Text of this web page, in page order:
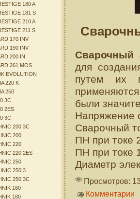
Сварочный
для
путем их
были
Напряжение
Сварочный
ПН при токе
ПН при токе
Диаметр
Просмотров:
Комментарии
180 A
181 S
210 A
211 S
170 INV
190 INV
200 IN
261 MOS
EVOLUTION
220 K
250
3C
2ES
3C
200 3C
200
220
220 2ES
250
250 3
250 3C
160
180